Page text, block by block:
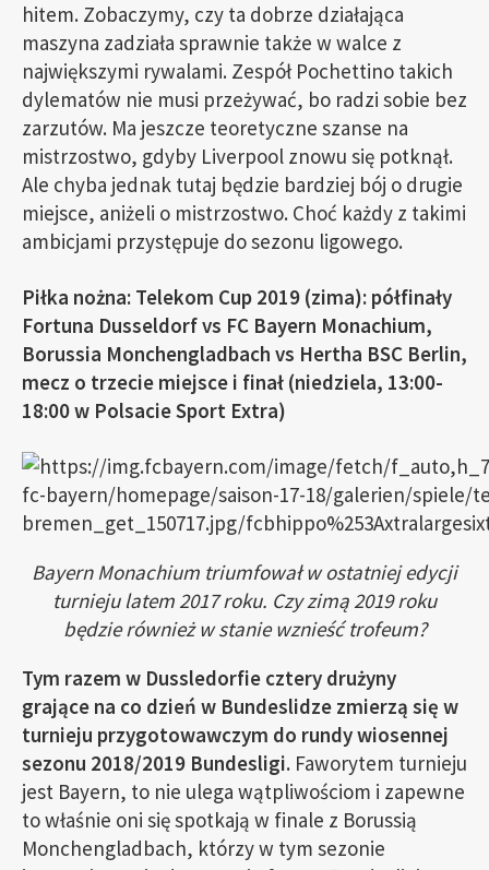
hitem. Zobaczymy, czy ta dobrze działająca
maszyna zadziała sprawnie także w walce z
największymi rywalami. Zespół Pochettino takich
dylematów nie musi przeżywać, bo radzi sobie bez
zarzutów. Ma jeszcze teoretyczne szanse na
mistrzostwo, gdyby Liverpool znowu się potknął.
Ale chyba jednak tutaj będzie bardziej bój o drugie
miejsce, aniżeli o mistrzostwo. Choć każdy z takimi
ambicjami przystępuje do sezonu ligowego.
Piłka nożna: Telekom Cup 2019 (zima): półfinały
Fortuna Dusseldorf vs FC Bayern Monachium,
Borussia Monchengladbach vs Hertha BSC Berlin,
mecz o trzecie miejsce i finał (niedziela, 13:00-
18:00 w Polsacie Sport Extra)
Bayern Monachium triumfował w ostatniej edycji
turnieju latem 2017 roku. Czy zimą 2019 roku
będzie również w stanie wznieść trofeum?
Tym razem w Dussledorfie cztery drużyny
grające na co dzień w Bundeslidze zmierzą się w
turnieju przygotowawczym do rundy wiosennej
sezonu 2018/2019 Bundesligi. Faworytem turnieju
jest Bayern, to nie ulega wątpliwościom i zapewne
to właśnie oni się spotkają w finale z Borussią
Monchengladbach, którzy w tym sezonie